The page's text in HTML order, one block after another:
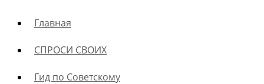
Главная
СПРОСИ СВОИХ
Гид по Советскому